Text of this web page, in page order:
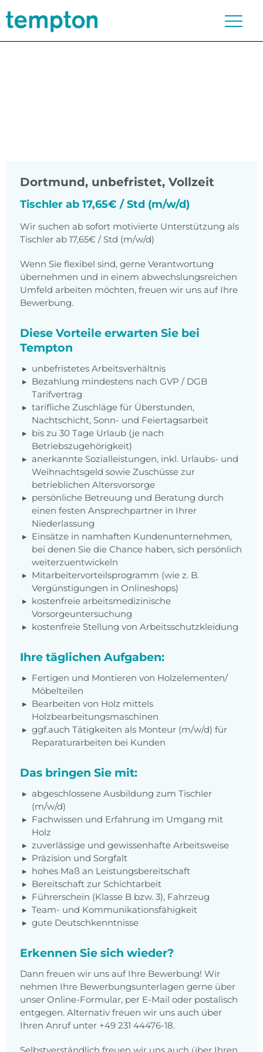
Dortmund, unbefristet, Vollzeit
Tischler ab 17,65€ / Std (m/w/d)
Wir suchen ab sofort motivierte Unterstützung als
Tischler ab 17,65€ / Std (m/w/d)
Wenn Sie flexibel sind, gerne Verantwortung
übernehmen und in einem abwechslungsreichen
Umfeld arbeiten möchten, freuen wir uns auf Ihre
Bewerbung.
Diese Vorteile erwarten Sie bei
Tempton
unbefristetes Arbeitsverhältnis
Bezahlung mindestens nach GVP / DGB
Tarifvertrag
tarifliche Zuschläge für Überstunden,
Nachtschicht, Sonn- und Feiertagsarbeit
bis zu 30 Tage Urlaub (je nach
Betriebszugehörigkeit)
anerkannte Sozialleistungen, inkl. Urlaubs- und
Weihnachtsgeld sowie Zuschüsse zur
betrieblichen Altersvorsorge
persönliche Betreuung und Beratung durch
einen festen Ansprechpartner in Ihrer
Niederlassung
Einsätze in namhaften Kundenunternehmen,
bei denen Sie die Chance haben, sich persönlich
weiterzuentwickeln
Mitarbeitervorteilsprogramm (wie z. B.
Vergünstigungen in Onlineshops)
kostenfreie arbeitsmedizinische
Vorsorgeuntersuchung
kostenfreie Stellung von Arbeitsschutzkleidung
Ihre täglichen Aufgaben:
Fertigen und Montieren von Holzelementen/
Möbelteilen
Bearbeiten von Holz mittels
Holzbearbeitungsmaschinen
ggf.auch Tätigkeiten als Monteur (m/w/d) für
Reparaturarbeiten bei Kunden
Das bringen Sie mit:
abgeschlossene Ausbildung zum Tischler
(m/w/d)
Fachwissen und Erfahrung im Umgang mit
Holz
zuverlässige und gewissenhafte Arbeitsweise
Präzision und Sorgfalt
hohes Maß an Leistungsbereitschaft
Bereitschaft zur Schichtarbeit
Führerschein (Klasse B bzw. 3), Fahrzeug
Team- und Kommunikationsfähigkeit
gute Deutschkenntnisse
Erkennen Sie sich wieder?
Dann freuen wir uns auf Ihre Bewerbung! Wir
nehmen Ihre Bewerbungsunterlagen gerne über
unser Online-Formular, per E-Mail oder postalisch
entgegen. Alternativ freuen wir uns auch über
Ihren Anruf unter +49 231 44476-18.